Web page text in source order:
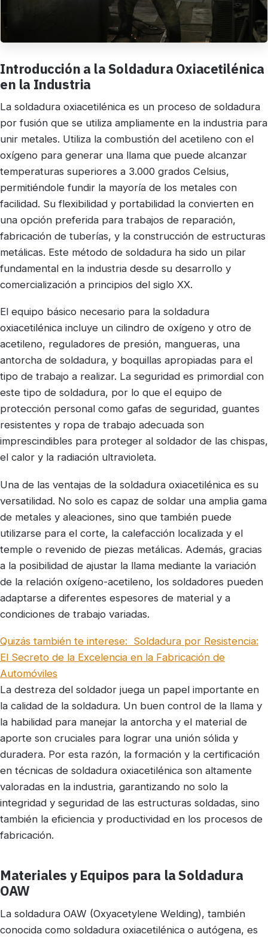
Introducción a la Soldadura Oxiacetilénica
en la Industria
La soldadura oxiacetilénica es un proceso de soldadura
por fusión que se utiliza ampliamente en la industria para
unir metales. Utiliza la combustión del acetileno con el
oxígeno para generar una llama que puede alcanzar
temperaturas superiores a 3.000 grados Celsius,
permitiéndole fundir la mayoría de los metales con
facilidad. Su flexibilidad y portabilidad la convierten en
una opción preferida para trabajos de reparación,
fabricación de tuberías, y la construcción de estructuras
metálicas. Este método de soldadura ha sido un pilar
fundamental en la industria desde su desarrollo y
comercialización a principios del siglo XX.
El equipo básico necesario para la soldadura
oxiacetilénica incluye un cilindro de oxígeno y otro de
acetileno, reguladores de presión, mangueras, una
antorcha de soldadura, y boquillas apropiadas para el
tipo de trabajo a realizar. La seguridad es primordial con
este tipo de soldadura, por lo que el equipo de
protección personal como gafas de seguridad, guantes
resistentes y ropa de trabajo adecuada son
imprescindibles para proteger al soldador de las chispas,
el calor y la radiación ultravioleta.
Una de las ventajas de la soldadura oxiacetilénica es su
versatilidad. No solo es capaz de soldar una amplia gama
de metales y aleaciones, sino que también puede
utilizarse para el corte, la calefacción localizada y el
temple o revenido de piezas metálicas. Además, gracias
a la posibilidad de ajustar la llama mediante la variación
de la relación oxígeno-acetileno, los soldadores pueden
adaptarse a diferentes espesores de material y a
condiciones de trabajo variadas.
Quizás también te interese: Soldadura por Resistencia:
El Secreto de la Excelencia en la Fabricación de
Automóviles
La destreza del soldador juega un papel importante en
la calidad de la soldadura. Un buen control de la llama y
la habilidad para manejar la antorcha y el material de
aporte son cruciales para lograr una unión sólida y
duradera. Por esta razón, la formación y la certificación
en técnicas de soldadura oxiacetilénica son altamente
valoradas en la industria, garantizando no solo la
integridad y seguridad de las estructuras soldadas, sino
también la eficiencia y productividad en los procesos de
fabricación.
Materiales y Equipos para la Soldadura
OAW
La soldadura OAW (Oxyacetylene Welding), también
conocida como soldadura oxiacetilénica o autógena, es